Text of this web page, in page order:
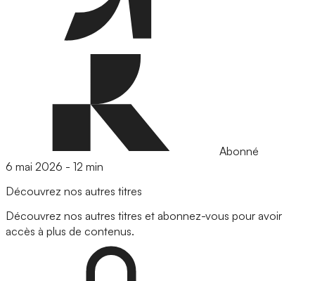
Abonné
6 mai 2026 - 12 min
Découvrez nos autres titres
Découvrez nos autres titres et abonnez-vous pour avoir
accès à plus de contenus.